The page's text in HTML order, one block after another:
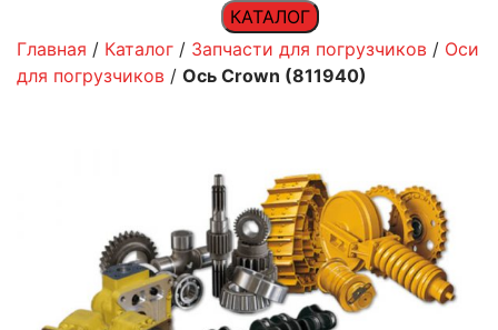
КАТАЛОГ
Главная / Каталог / Запчасти для погрузчиков / Оси
для погрузчиков / Ось Crown (811940)